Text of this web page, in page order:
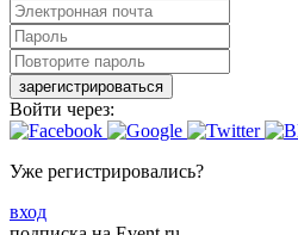
зарегистрироваться
Войти через:
Уже регистрировались?
вход